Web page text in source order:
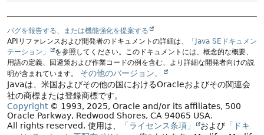
バグを報告する、または機能強化を提案する
APIリファレンスおよび開発者のドキュメントの詳細は、
「Java SEドキュメン
テーション」
を参照してください。このドキュメントには、概念的な概要、
用語の定義、回避策および作業コードの例を含む、より詳細な開発者向けの説
明が含まれています。
その他のバージョン。
Javaは、米国およびその他の国におけるOracleおよびその関連会
社の商標または登録商標です。
Copyright© 1993, 2025, Oracle and/or its affiliates, 500
Oracle Parkway, Redwood Shores, CA 94065 USA.
All rights reserved. 使用は、 「ライセンス条項」 および 「ドキ